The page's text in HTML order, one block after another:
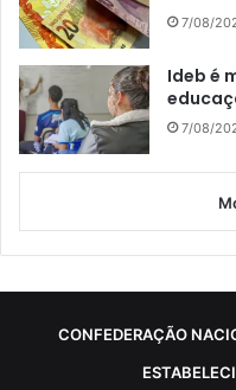
7/08/
Ideb é
7/08/
CONFEDERAÇÃO